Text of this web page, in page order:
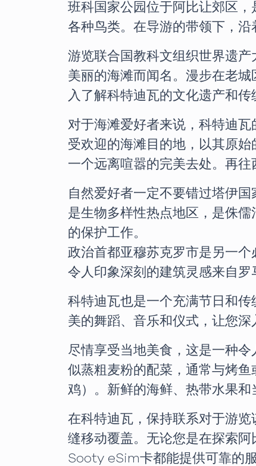
班科国家公园位于阿比让郊区
各种鸟类。在导游的带领下，沿
游览联合国教科文组织世界遗
美丽的海滩而闻名。漫步在老
入了解科特迪瓦的文化遗产和传
对于海滩爱好者来说，科特迪
受欢迎的海滩目的地，以其原
一个远离喧嚣的完美去处。再
自然爱好者一定不要错过塔伊
是生物多样性热点地区，是侏
的保护工作。
政治首都亚穆苏克罗市是另一
令人印象深刻的建筑灵感来自罗
科特迪瓦也是一个充满节日和
美的舞蹈、音乐和仪式，让您深
尽情享受当地美食，这是一种
似蒸粗麦粉的配菜，通常与烤
鸡）。新鲜的海鲜、热带水果和
在科特迪瓦，保持联系对于游
缝移动覆盖。无论您是在探索
Sooty eSim卡都能提供可靠的